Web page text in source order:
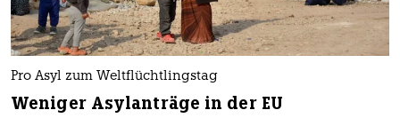
Pro Asyl zum Weltflüchtlingstag
Weniger Asylanträge in der EU